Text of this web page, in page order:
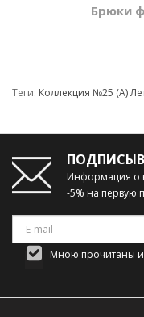
Брюки
Теги: Коллекция №25 (А)
Информация о
-5% на первую
Мною прочитаны и